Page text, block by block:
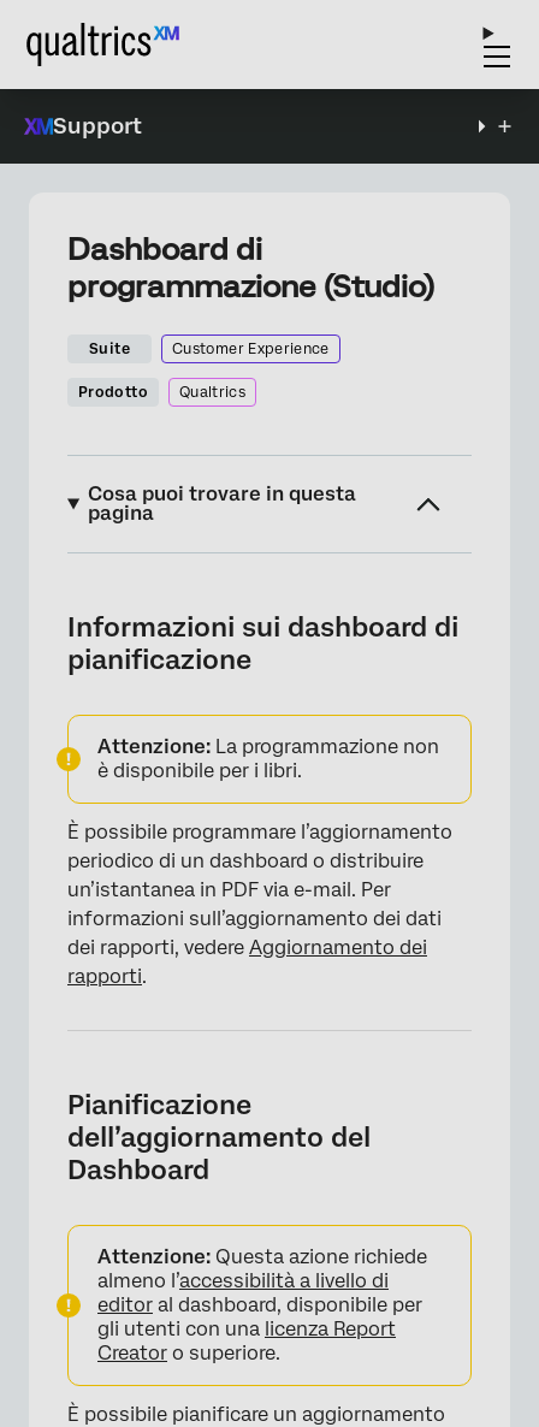
Support
Dashboard di
programmazione (Studio)
Suite Customer Experience
Prodotto Qualtrics
Cosa puoi trovare in questa
pagina
Pianificazione dell’aggiornamento del
Dashboard
Dashboard
Gestire gli eventi programmati della
Dashboard
Informazioni sui dashboard di
pianificazione
Attenzione: La programmazione non
è disponibile per i libri.
È possibile programmare l’aggiornamento
periodico di un dashboard o distribuire
un’istantanea in PDF via e-mail. Per
informazioni sull’aggiornamento dei dati
dei rapporti, vedere Aggiornamento dei
rapporti.
Pianificazione
dell’aggiornamento del
Dashboard
Attenzione: Questa azione richiede
almeno l’accessibilità a livello di
editor al dashboard, disponibile per
gli utenti con una licenza Report
Creator o superiore.
È possibile pianificare un aggiornamento